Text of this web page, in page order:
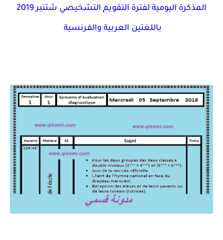
المذكرة اليومية لفترة التقويم التشخيصي شتنبر 2019
باللغتين العربية والفرنسية